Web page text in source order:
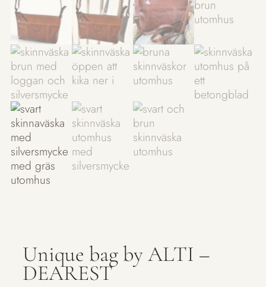
Unique bag by ALTI –
DEAREST